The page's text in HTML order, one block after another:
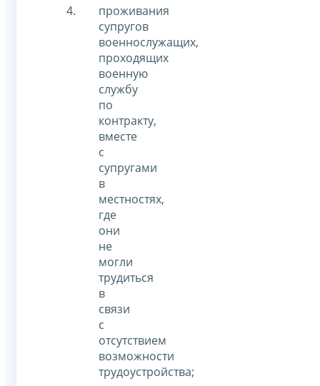
проживания
супругов
военнослужащих,
проходящих
военную
службу
по
контракту,
вместе
с
супругами
в
местностях,
где
они
не
могли
трудиться
в
связи
с
отсутствием
возможности
трудоустройства;